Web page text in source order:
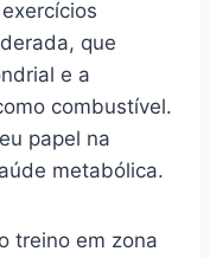
que
e a
combustível.
papel na
metabólica.
treino em zona